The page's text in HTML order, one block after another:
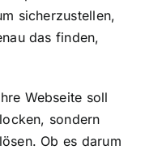
sicherzustellen,
das finden,
Webseite soll
sondern
Ob es darum